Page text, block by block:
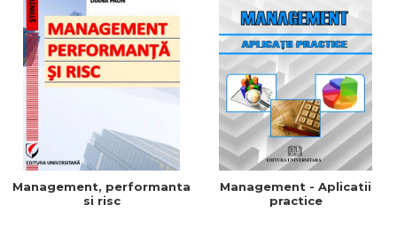
Management, performanta
si risc
Management - Aplicatii
practice